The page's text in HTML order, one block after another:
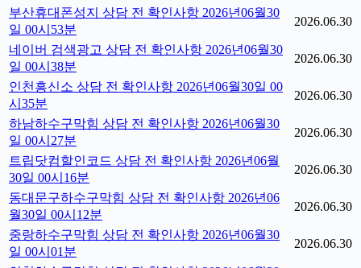
부산휴대폰성지 상담 전 확인사항 2026년06월30
일 00시53분
2026.06.30
네이버 검색광고 상담 전 확인사항 2026년06월30
일 00시38분
2026.06.30
인천흥신소 상담 전 확인사항 2026년06월30일 00
시35분
2026.06.30
하남하수구막힘 상담 전 확인사항 2026년06월30
일 00시27분
2026.06.30
트립닷컴할인코드 상담 전 확인사항 2026년06월
30일 00시16분
2026.06.30
동대문구하수구막힘 상담 전 확인사항 2026년06
월30일 00시12분
2026.06.30
중랑하수구막힘 상담 전 확인사항 2026년06월30
일 00시01분
2026.06.30